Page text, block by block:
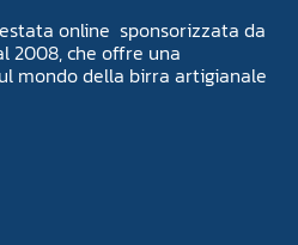
online sponsorizzata da
2008, che offre una
mondo della birra artigianale